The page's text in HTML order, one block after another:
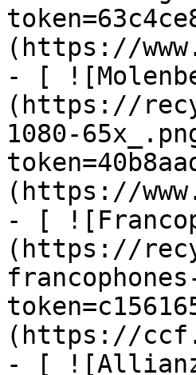
(https://
- [
(https://
1080-
(https://
- [
(https://
(https://
- [ ![Allianz